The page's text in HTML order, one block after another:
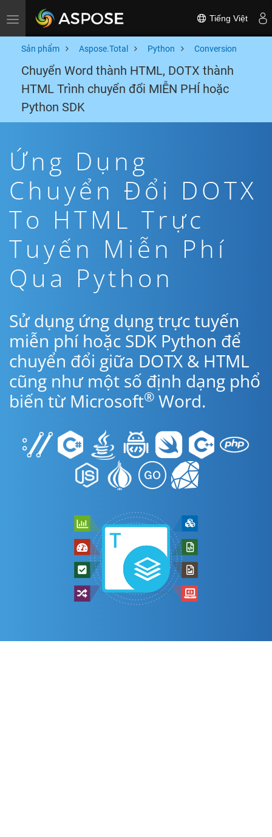
Toggle navigation Tiếng Việt
Sản phẩm Aspose.Total Python Conversion
Chuyển Word thành HTML, DOTX thành
HTML Trình chuyển đổi MIỄN PHÍ hoặc
Python SDK
Ứng Dụng
Chuyển Đổi DOTX
To HTML Trực
Tuyến Miễn Phí
Qua Python
Sử dụng ứng dụng trực tuyến
miễn phí hoặc SDK Python để
chuyển đổi giữa DOTX & HTML
cũng như một số định dạng phổ
biến từ Microsoft® Word.